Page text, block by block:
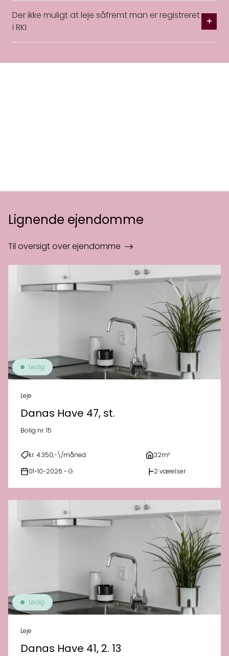
Der ikke muligt at leje såfremt man er registreret
i RKI
Lignende ejendomme
Til oversigt over ejendomme
Ledig
Leje
Danas Have 47, st.
Bolig nr. 15
kr. 4.350,-\/måned 32m²
01-10-2026 - G 2 værelser
Ledig
Leje
Danas Have 41, 2. 13